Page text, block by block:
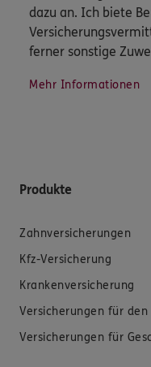
dazu an. Ich biete
ferner sonstige
Mehr Informationen
Produkte
Zahnversicherungen
Kfz-Versicherung
Krankenversicherung
Versicherungen für
Versicherungen für